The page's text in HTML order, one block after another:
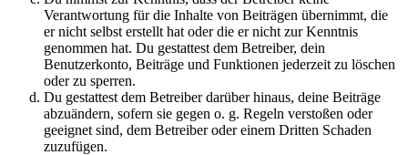
Verantwortung für die Inhalte von Beiträgen übernimmt, die
er nicht selbst erstellt hat oder die er nicht zur Kenntnis
genommen hat. Du gestattest dem Betreiber, dein
Benutzerkonto, Beiträge und Funktionen jederzeit zu löschen
oder zu sperren.
Du gestattest dem Betreiber darüber hinaus, deine Beiträge
abzuändern, sofern sie gegen o. g. Regeln verstoßen oder
geeignet sind, dem Betreiber oder einem Dritten Schaden
zuzufügen.